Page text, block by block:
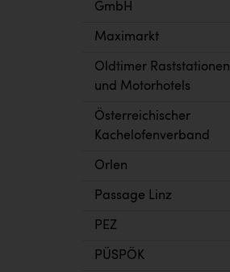
GmbH
Maximarkt
Oldtimer Raststationen
und Motorhotels
Österreichischer
Kachelofenverband
Orlen
Passage Linz
PEZ
PÜSPÖK